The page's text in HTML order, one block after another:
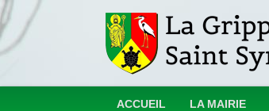
ACCUEIL LA MAIRIE